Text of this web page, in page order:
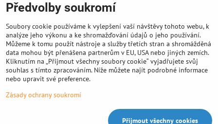
Povolit a zapamatovat - souhlas s druhem cookie:
Funkční
Důležité info
Předvolby soukromí
Soubory cookie používáme k vylepšení vaší návštěvy tohoto webu, k
analýze jeho výkonu a ke shromažďování údajů o jeho používání.
Můžeme k tomu použít nástroje a služby třetích stran a shromážděná
data mohou být přenášena partnerům v EU, USA nebo jiných zemích.
Kliknutím na „Přijmout všechny soubory cookie“ vyjadřujete svůj
souhlas s tímto zpracováním. Níže můžete najít podrobné informace
nebo upravit své preference.
Zásady ochrany soukromí
Přijmout všechny cookies